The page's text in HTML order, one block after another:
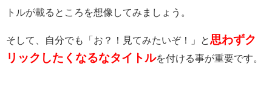
トルが載るところを想像してみましょう。
そして、自分でも「お？！見てみたいぞ！」と思わずク
リックしたくなるなタイトルを付ける事が重要です。